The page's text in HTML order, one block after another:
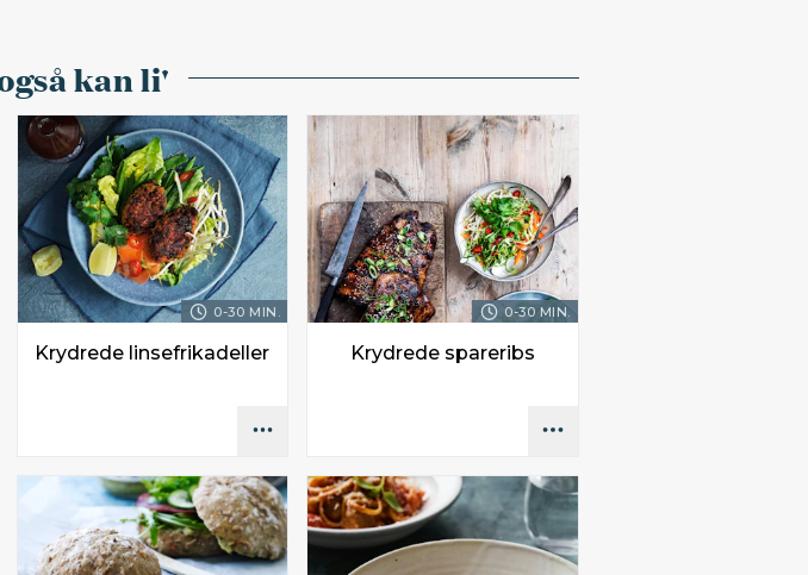
kan li'
0-30 MIN.
Krydrede linsefrikadeller
0-30 MIN.
Krydrede spareribs